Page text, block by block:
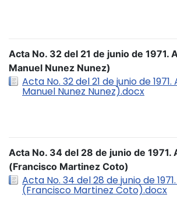
Acta No. 32 del 21 de junio de 1971.
Manuel Nunez Nunez)
Acta No. 32 del 21 de junio de
Manuel Nunez Nunez).docx
Acta No. 34 del 28 de junio de 1971.
(Francisco Martinez Coto)
Acta No. 34 del 28 de junio de
(Francisco Martinez Coto).docx